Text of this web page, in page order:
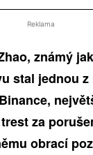
Reklama
známý
stal jednou
za
obrací